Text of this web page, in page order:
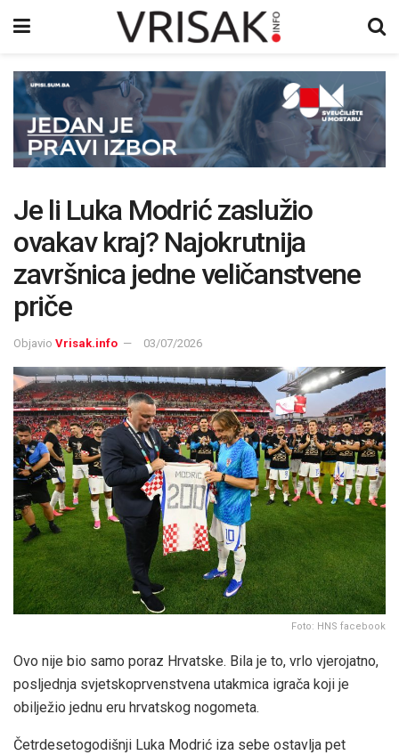
Je li Luka Modrić zaslužio
ovakav kraj? Najokrutnija
završnica jedne veličanstvene
priče
Objavio Vrisak.info 03/07/2026
Foto: HNS facebook
Ovo nije bio samo poraz Hrvatske. Bila je to, vrlo vjerojatno,
posljednja svjetskoprvenstvena utakmica igrača koji je
obilježio jednu eru hrvatskog nogometa.
Četrdesetogodišnji Luka Modrić iza sebe ostavlja pet